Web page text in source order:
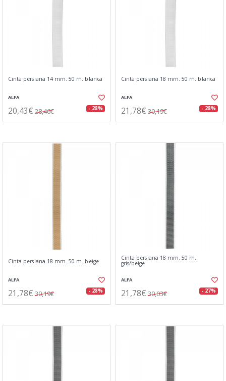
Cinta persiana 14 mm. 50 m. blanca
ALFA
20,43€ 28,46€ - 28%
Cinta persiana 18 mm. 50 m. blanca
ALFA
21,78€ 30,19€ - 28%
Cinta persiana 18 mm. 50 m. beige
ALFA
21,78€ 30,19€ - 28%
Cinta persiana 18 mm. 50 m.
gris/beige
ALFA
21,78€ 30,03€ - 27%